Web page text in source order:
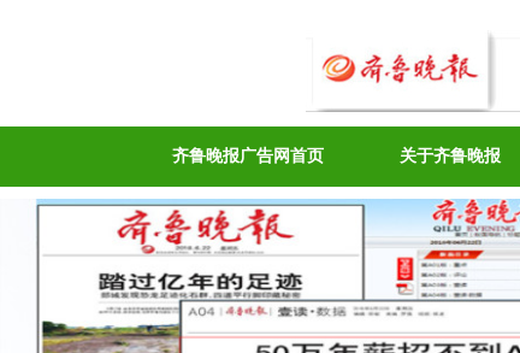
齐鲁晚报广告网首页 关于齐鲁晚报